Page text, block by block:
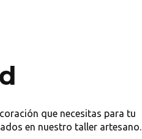
que necesitas para tu
en nuestro taller artesano.